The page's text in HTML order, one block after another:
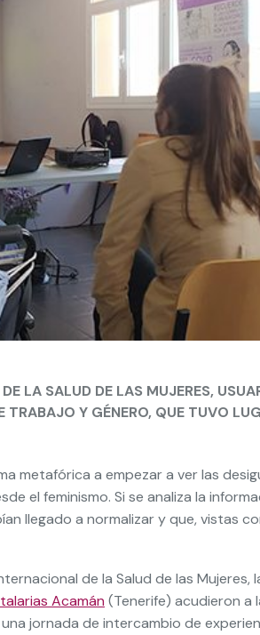
LA SALUD DE LAS MUJERES,
Y GÉNERO, QUE TUVO
metafórica a empezar a ver las
el feminismo. Si se analiza la
llegado a normalizar y que, vistas
de la Salud de las Mujeres,
Acamán (Tenerife) acudieron a
jornada de intercambio de